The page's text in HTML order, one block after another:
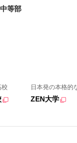
等部
校 日本発の本格的
ZEN大学